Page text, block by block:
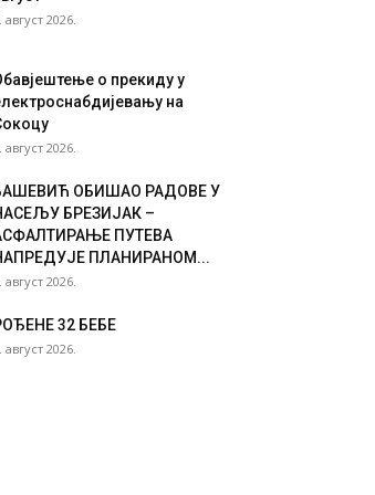
август 2026.
о прекиду у
на
август 2026.
ОБИШАО РАДОВЕ У
БРЕЗИЈАК –
ПУТЕВА
ПЛАНИРАНОМ...
август 2026.
32 БЕБЕ
август 2026.